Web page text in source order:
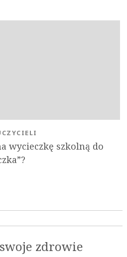
wycieczkę szkolną do
zdrowie